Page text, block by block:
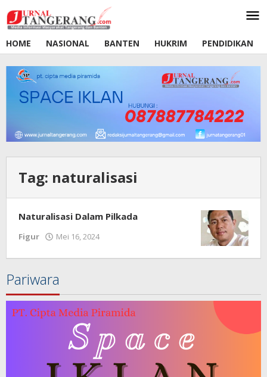
ke
konten
HOME
NASIONAL BANTEN HUKRIM PENDIDIKAN
Tag: naturalisasi
Naturalisasi Dalam Pilkada
Figur Mei 16, 2024
Pariwara